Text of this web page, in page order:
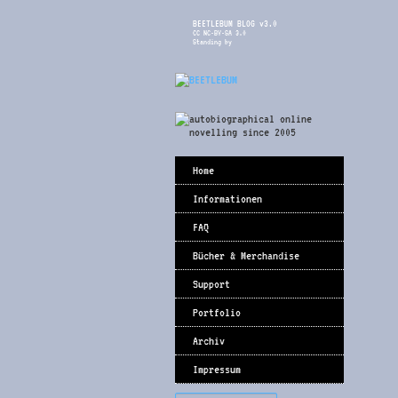
BEETLEBUM BLOG v3.0
CC NC-BY-SA 3.0
Standing by
Home
Informationen
FAQ
Bücher & Merchandise
Support
Portfolio
Archiv
Impressum